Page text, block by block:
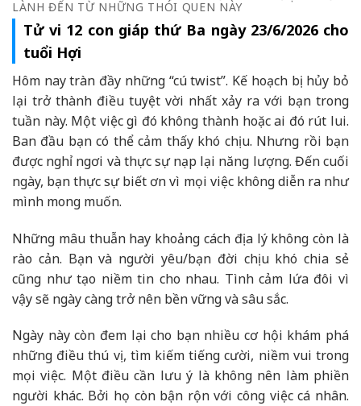
LÀNH ĐẾN TỪ NHỮNG THÓI QUEN NÀY
Tử vi 12 con giáp thứ Ba ngày 23/6/2026 cho
tuổi Hợi
Hôm nay tràn đầy những “cú twist”. Kế hoạch bị hủy bỏ
lại trở thành điều tuyệt vời nhất xảy ra với bạn trong
tuần này. Một việc gì đó không thành hoặc ai đó rút lui.
Ban đầu bạn có thể cảm thấy khó chịu. Nhưng rồi bạn
được nghỉ ngơi và thực sự nạp lại năng lượng. Đến cuối
ngày, bạn thực sự biết ơn vì mọi việc không diễn ra như
mình mong muốn.
Những mâu thuẫn hay khoảng cách địa lý không còn là
rào cản. Bạn và người yêu/bạn đời chịu khó chia sẻ
cũng như tạo niềm tin cho nhau. Tình cảm lứa đôi vì
vậy sẽ ngày càng trở nên bền vững và sâu sắc.
Ngày này còn đem lại cho bạn nhiều cơ hội khám phá
những điều thú vị, tìm kiếm tiếng cười, niềm vui trong
mọi việc. Một điều cần lưu ý là không nên làm phiền
người khác. Bởi họ còn bận rộn với công việc cá nhân.